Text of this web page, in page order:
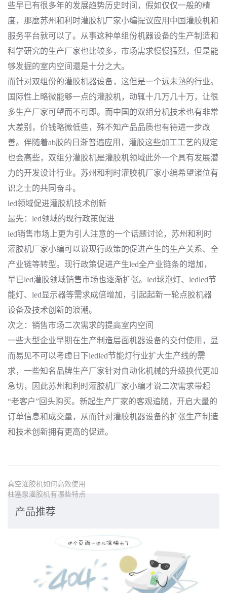
些早已有很多年的发展趋势历史时间，假如仅仅一般的精
度，那麼苏州和利时灌胶机厂家小编提议应用中国灌胶机和
服务平台就可以了。从事这种单组份机器设备的生产制造和
科学研究的生产厂家也比较多，市场需求慢慢猛烈，但是能
够发掘的室内空间還是十分之大。
而针对双组份的灌胶机器设备，这但是一个远未熟的行业。
国际性上略微能够一点的灌胶机，动辄十几万几十万，让很
多生产厂家可望而不可即。而中国的双组分机技术也有非常
大差别，价钱略微低些，殊不知产品品质也有待进一步改
善。伴随着ab胶的日渐普遍应用，灌胶这些加工工艺的规定
也会高些，双组分灌胶机是灌胶机领域此外一个具有发展潜
力的开发设计行业。苏州和利时灌胶机厂家小编希望诸位有
识之士的共同奋斗。
led领域促进灌胶机技术创新
最先：led领域的现行政策促进
led销售市场上更为引人注意的一个话题讨论，苏州和利时
灌胶机厂家小编可以说现行政策的促进产生的生产关系、全
产业链等转型。现行政策促进产生led全产业链条的增加，
早已led灌胶领域销售市场也逐渐扩张。led球泡灯、ledled节
能灯、led显示器等需求成倍增加，引起起新一轮点胶机器
设备及技术创新的浪潮。
次之：销售市场二次需求的提高室内空间
一些大型企业早期在生产制造层面机器设备的交付使用，显
而易见不可以考虑日下ledled节能灯行业扩大生产线的需
求，一些知名品牌生产厂家针对自动化机械的升级换代更加
急切，因此苏州和利时灌胶机厂家小编才说二次需求带起
“老客户”回头购买。新起生产厂家的客观追随，开启大量的
订单信息和成交量，从而针对灌胶机器设备的扩张生产制造
和技术创新拥有更高的促进。
真空灌胶机如何高效使用
柱塞泵灌胶机有哪些特点
产品推荐